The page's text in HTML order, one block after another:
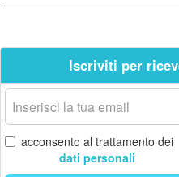
Iscriviti per
La
tua
email
acconsento al trattamento dei
dati personali